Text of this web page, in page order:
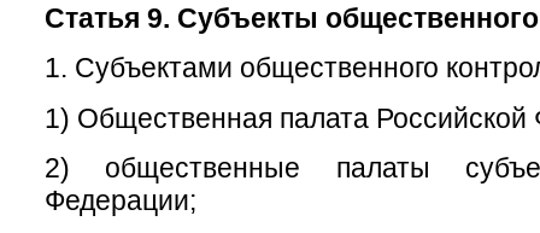
Статья 9. Субъекты
1. Субъектами общественного
1) Общественная палата Российской
2) общественные палаты
Федерации;